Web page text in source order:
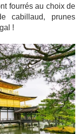
fourrés au choix de
cabillaud, prunes
!